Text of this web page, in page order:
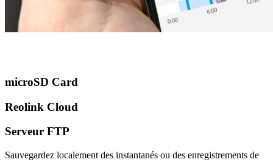
microSD Card
Reolink Cloud
Serveur FTP
Sauvegardez localement des instantanés ou des enregistrements de